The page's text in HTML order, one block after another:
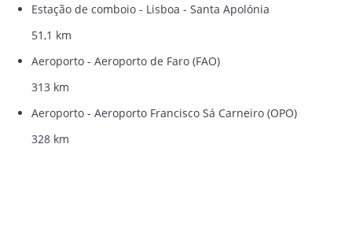
Estação de comboio - Lisboa - Santa Apolónia
51,1 km
Aeroporto - Aeroporto de Faro (FAO)
313 km
Aeroporto - Aeroporto Francisco Sá Carneiro (OPO)
328 km